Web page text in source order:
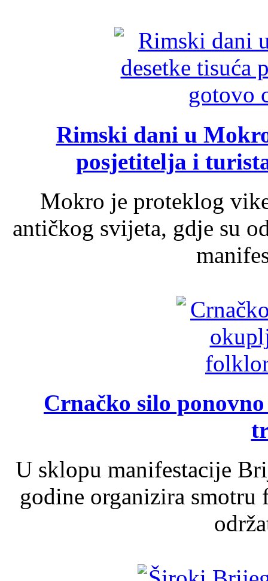
Rimski dani u
posjetitelja i
Mokro je proteklog
antičkog svijeta, gdje su
Crnačko silo
U sklopu manifestacije
godine organizira